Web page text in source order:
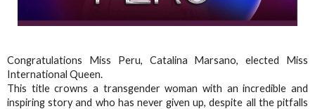
Congratulations Miss Peru, Catalina Marsano, elected Miss
International Queen.
This title crowns a transgender woman with an incredible and
inspiring story and who has never given up, despite all the pitfalls